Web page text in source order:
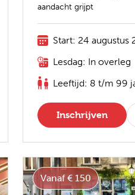
aandacht grijpt
Start: 24 augustus
Lesdag: In overleg
Leeftijd: 8 t/m 99
Inschrijven
Vanaf € 150